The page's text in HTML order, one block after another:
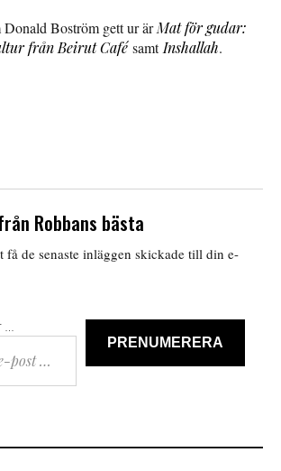
Boström gett ur ärMat för gudar:
från Beirut Cafésamt Inshallah.
Robbans bästa
få de senaste inläggen skickade till din e-
…
PRENUMERERA